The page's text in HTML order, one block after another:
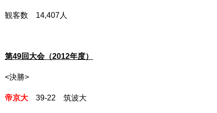
観客数 14,407人
第49回大会（2012年度）
<決勝>
帝京大 39-22 筑波大